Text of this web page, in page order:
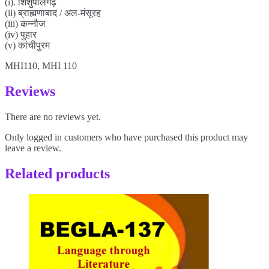
(i). शिशुपालगढ़
(ii) ब्राह्मणाबाद / अल-मंसूरह
(iii) कन्नौज
(iv) पुहार
(v) कांचीपुरम
MHI110, MHI 110
Reviews
There are no reviews yet.
Only logged in customers who have purchased this product may
leave a review.
Related products